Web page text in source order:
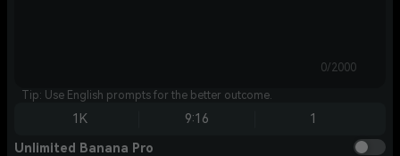
0/2000
Tip: Use English prompts for the better outcome.
1K 9:16 1
Unlimited Banana Pro